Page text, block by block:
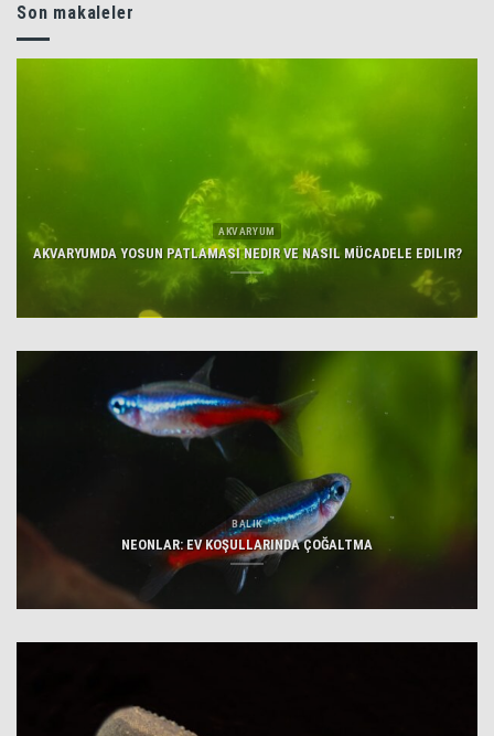
Son makaleler
AKVARYUM
AKVARYUMDA YOSUN PATLAMASI NEDIR VE NASIL MÜCADELE EDILIR?
BALIK
NEONLAR: EV KOŞULLARINDA ÇOĞALTMA